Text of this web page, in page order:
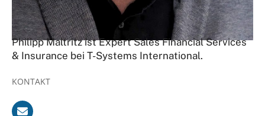
Philipp Maltritz ist Expert Sales Financial Services
& Insurance bei T-Systems International.
KONTAKT